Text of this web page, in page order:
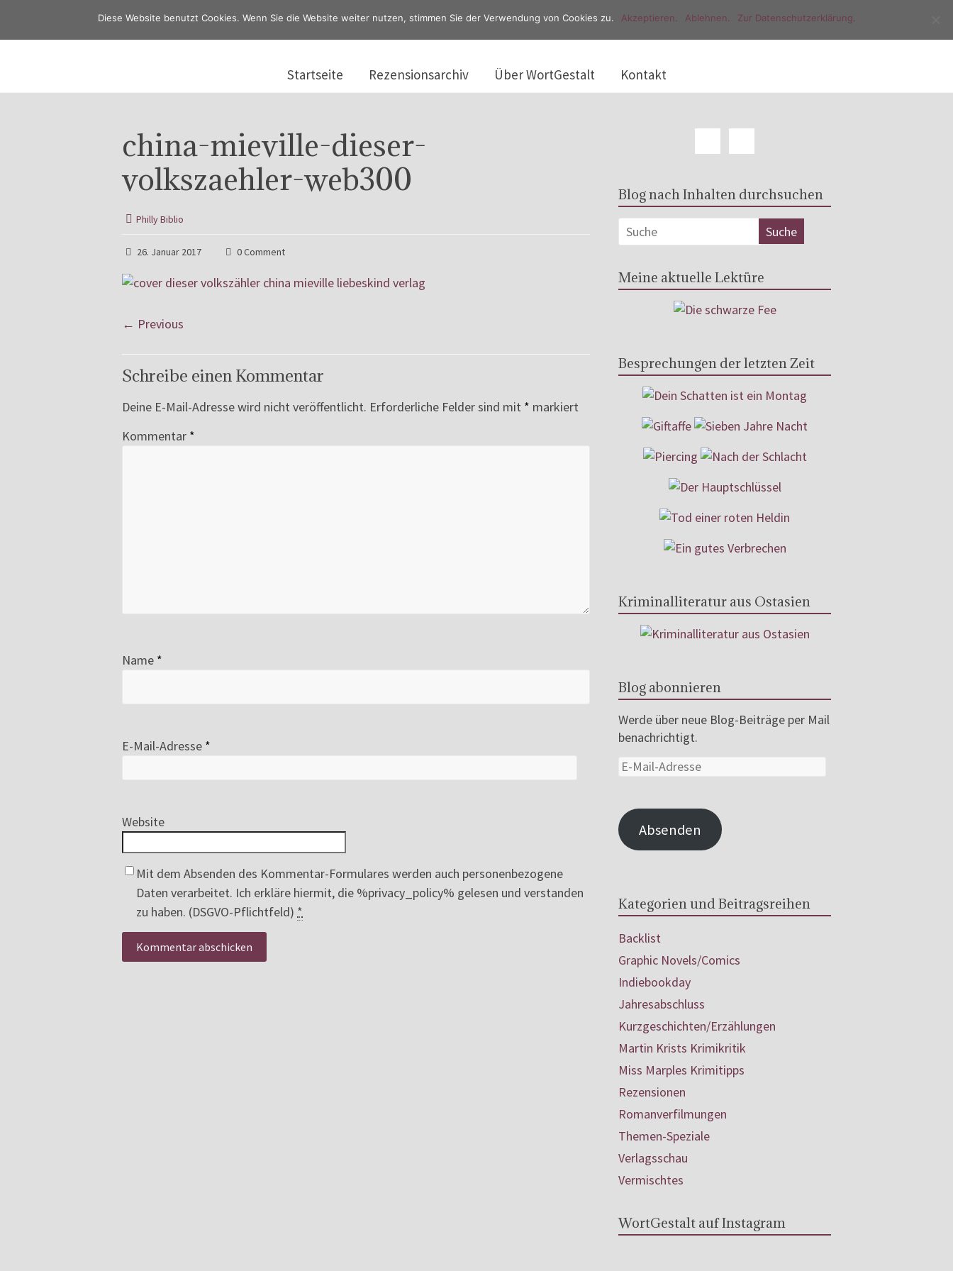
Startseite Rezensionsarchiv Über WortGestalt Kontakt
china-mieville-dieser-
volkszaehler-web300
Philly Biblio
26. Januar 2017 0 Comment
← Previous
Schreibe einen Kommentar
Deine E-Mail-Adresse wird nicht veröffentlicht. Erforderliche Felder sind mit * markiert
Kommentar *
Name *
E-Mail-Adresse *
Website
Mit dem Absenden des Kommentar-Formulares werden auch personenbezogene
Daten verarbeitet. Ich erkläre hiermit, die %privacy_policy% gelesen und verstanden
zu haben. (DSGVO-Pflichtfeld) *
Blog nach Inhalten durchsuchen
Meine aktuelle Lektüre
Besprechungen der letzten Zeit
Kriminalliteratur aus Ostasien
Blog abonnieren
Werde über neue Blog-Beiträge per Mail
benachrichtigt.
Absenden
Kategorien und Beitragsreihen
Backlist
Graphic Novels/Comics
Indiebookday
Jahresabschluss
Kurzgeschichten/Erzählungen
Martin Krists Krimikritik
Miss Marples Krimitipps
Rezensionen
Romanverfilmungen
Themen-Speziale
Verlagsschau
Vermischtes
WortGestalt auf Instagram
Diese Website benutzt Cookies. Wenn Sie die Website weiter nutzen, stimmen Sie der Verwendung von Cookies zu. Akzeptieren. Ablehnen. Zur Datenschutzerklärung.